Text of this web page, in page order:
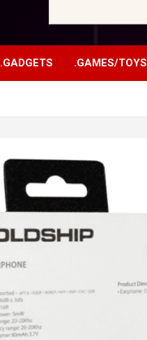
.GADGETS .GAMES/TOYS